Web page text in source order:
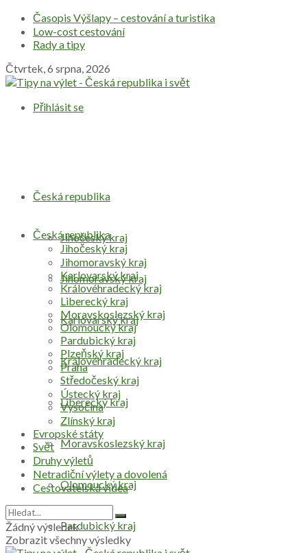
Časopis Výšlapy – cestování a turistika
Low-cost cestování
Rady a tipy
Čtvrtek, 6 srpna, 2026
Přihlásit se
Česká republika
Jihočeský kraj
Jihomoravský kraj
Karlovarský kraj
Královéhradecký kraj
Liberecký kraj
Moravskoslezský kraj
Olomoucký kraj
Pardubický kraj
Česká republika
Jihočeský kraj
Jihomoravský kraj
Karlovarský kraj
Královéhradecký kraj
Liberecký kraj
Moravskoslezský kraj
Olomoucký kraj
Pardubický kraj
Plzeňský kraj
Praha
Středočeský kraj
Ústecký kraj
Vysočina
Zlínský kraj
Evropské státy
Svět
Druhy výletů
Netradiční výlety a dovolená
Cestovatelská videa
Žádný výsledek
Zobrazit všechny výsledky